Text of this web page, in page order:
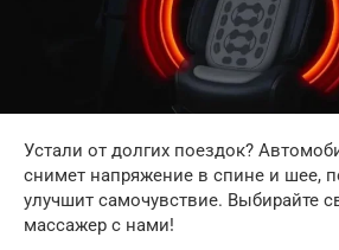
Устали от долгих поездок?
снимет напряжение в спине и шее,
улучшит самочувствие. Выбирайте
массажер с нами!